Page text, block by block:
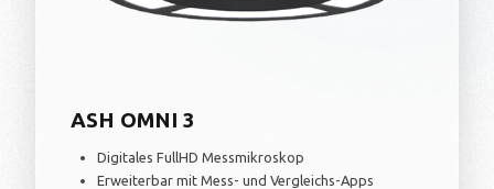
ASH OMNI 3
Digitales FullHD Messmikroskop
Erweiterbar mit Mess- und Vergleichs-Apps